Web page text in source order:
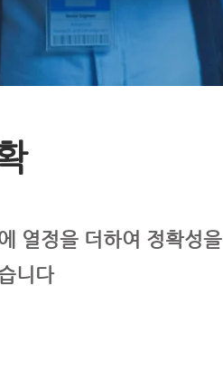
열정을 더하여 정확성을
니다